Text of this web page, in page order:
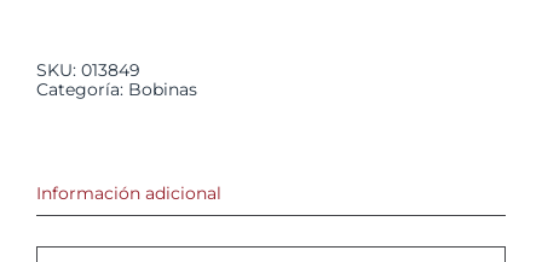
SKU: 013849
Categoría: Bobinas
Información adicional